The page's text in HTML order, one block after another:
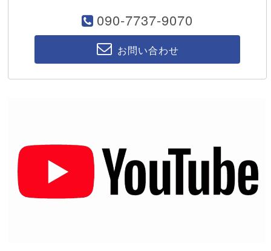
090-7737-9070
お問い合わせ